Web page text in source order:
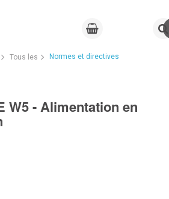
Tous les Normes et directives
W5 - Alimentation en